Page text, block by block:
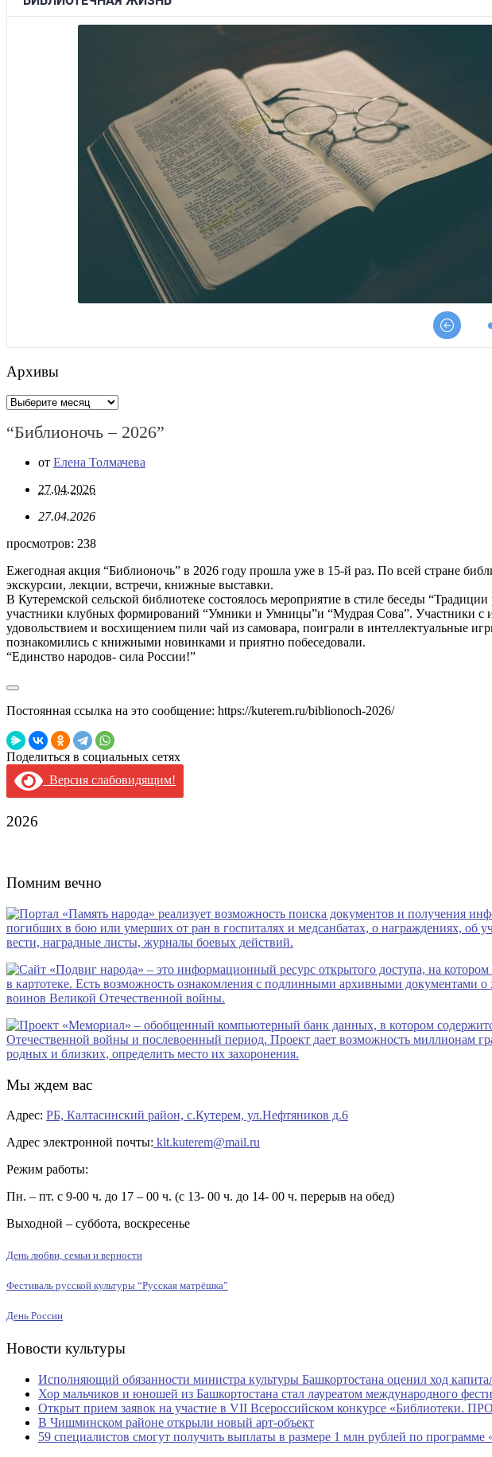
Архивы
Архивы
“Библионочь – 2026”
от Елена Толмачева
27.04.2026
27.04.2026
просмотров: 238
Ежегодная акция “Библионочь” в 2026 году прошла уже в 15-й раз. По всей стране
экскурсии, лекции, встречи, книжные выставки.
В Кутеремской сельской библиотеке состоялось мероприятие в стиле беседы
участники клубных формирований “Умники и Умницы”и “Мудрая Сова”. Участники с
удовольствием и восхищением пили чай из самовара, поиграли в интеллектуальные
познакомились с книжными новинками и приятно побеседовали.
“Единство народов- сила России!”
Постоянная ссылка на это сообщение: https://kuterem.ru/biblionoch-2026/
Поделиться в социальных сетях
Версия слабовидящим!
2026
Помним вечно
Мы ждем вас
Адрес: РБ, Калтасинский район, с.Кутерем, ул.Нефтяников д.6
Адрес электронной почты: klt.kuterem@mail.ru
Режим работы:
Пн. – пт. с 9-00 ч. до 17 – 00 ч. (с 13- 00 ч. до 14- 00 ч. перерыв на обед)
Выходной – суббота, воскресенье
День любви, семьи и верности
Фестиваль русской культуры “Русская матрёшка”
День России
Новости культуры
Исполняющий обязанности министра культуры Башкортостана оценил ход
Хор мальчиков и юношей из Башкортостана стал лауреатом международного
Открыт прием заявок на участие в VII Всероссийском конкурсе «Библиотеки.
В Чишминском районе открыли новый арт-объект
59 специалистов смогут получить выплаты в размере 1 млн рублей по программе